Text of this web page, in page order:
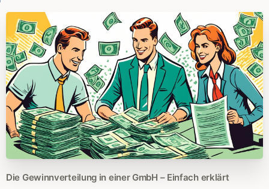
Die Gewinnverteilung in einerGmbH – Einfach erklärt